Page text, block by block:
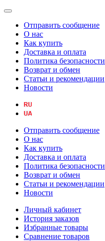
Отправить сообщение
О нас
Как купить
Доставка и оплата
Политика безопасности
Возврат и обмен
Статьи и рекомендации
Новости
Отправить сообщение
О нас
Как купить
Доставка и оплата
Политика безопасности
Возврат и обмен
Статьи и рекомендации
Новости
Личный кабинет
История заказов
Избранные товары
Сравнение товаров